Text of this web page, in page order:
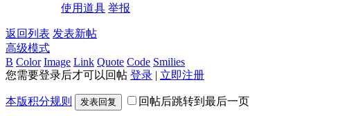
使用道具 举报
返回列表 发表新帖
高级模式
B Color Image Link Quote Code Smilies
您需要登录后才可以回帖 登录 | 立即注册
本版积分规则 发表回复 回帖后跳转到最后一页